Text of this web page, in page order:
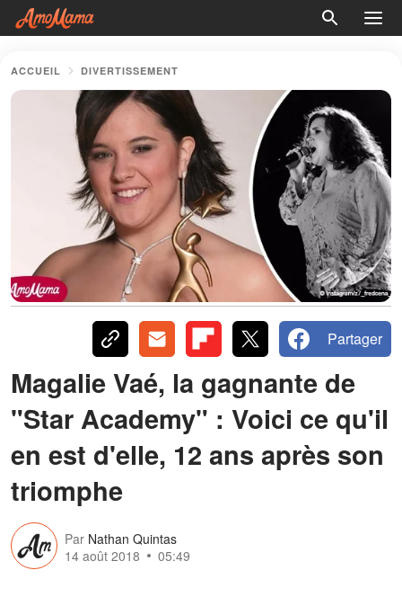
ACCUEIL DIVERTISSEMENT
Partager
Magalie Vaé, la gagnante de
"Star Academy" : Voici ce qu'il
en est d'elle, 12 ans après son
triomphe
Par Nathan Quintas
14 août 2018
05:49